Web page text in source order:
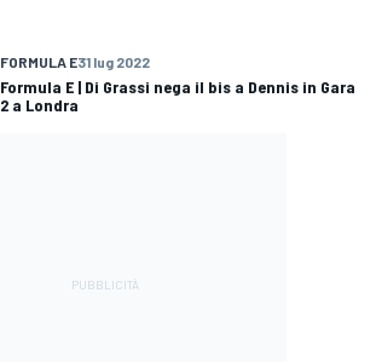
FORMULA E31 lug 2022
Formula E | Di Grassi nega il bis a Dennis in Gara
2 a Londra